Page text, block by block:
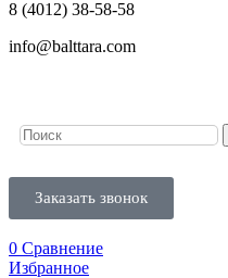
8 (4012) 38-58-58
info@balttara.com
Заказать звонок
0 Сравнение
Избранное